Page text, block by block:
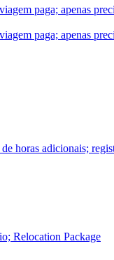
paga; apenas
paga; apenas
horas adicionais;
Relocation Package